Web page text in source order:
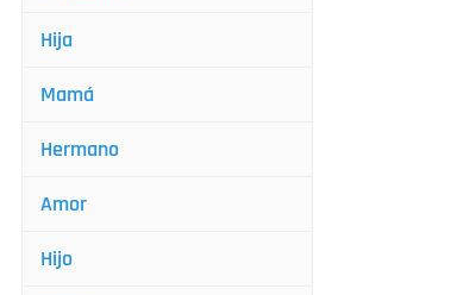
Hija
Mamá
Hermano
Amor
Hijo